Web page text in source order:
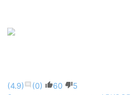
(4.9) (0) 60
5